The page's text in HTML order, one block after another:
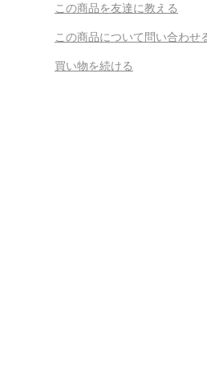
この商品を友達に教える
この商品について問い合わせ
買い物を続ける